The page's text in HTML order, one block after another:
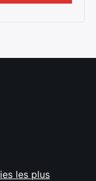
les plus